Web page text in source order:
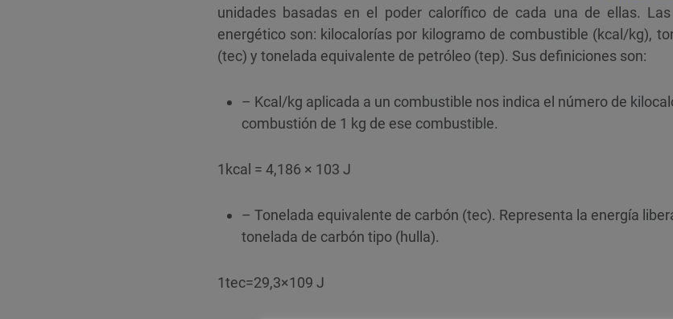
unidades basadas en el poder calorífico de cada una de ellas.
energético son: kilocalorías por kilogramo de combustible (kcal/kg),
(tec) y tonelada equivalente de petróleo (tep). Sus definiciones son:
– Kcal/kg aplicada a un combustible nos indica el número de
combustión de 1 kg de ese combustible.
1kcal = 4,186 × 103 J
– Tonelada equivalente de carbón (tec). Representa la energía
tonelada de carbón tipo (hulla).
1tec=29,3×109 J